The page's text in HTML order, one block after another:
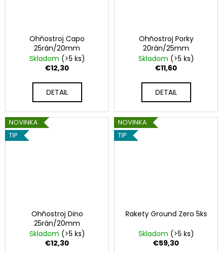
Ohňostroj Capo
25rán/20mm
Skladom (>5 ks)
€12,30
DETAIL
Ohňostroj Porky
20rán/25mm
Skladom (>5 ks)
€11,60
DETAIL
NOVINKA
TIP
Ohňostroj Dino
25rán/20mm
Skladom (>5 ks)
€12,30
NOVINKA
TIP
Rakety Ground Zero 5ks
Skladom (>5 ks)
€59,30